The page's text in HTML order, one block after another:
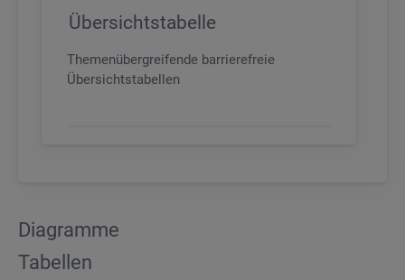
Übersichtstabelle
Themenübergreifende barrierefreie
Übersichtstabellen
Dia­gram­me
Ta­bel­len